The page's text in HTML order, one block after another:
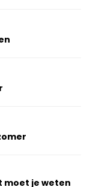
moet je weten